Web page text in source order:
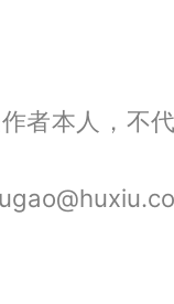
者本人，不